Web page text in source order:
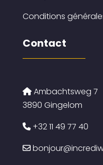
Conditions
Contact
Ambachtsweg 7
3890 Gingelom
+32 11 49 77 40